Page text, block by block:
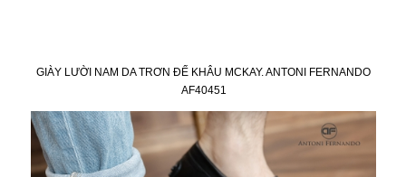
GIÀY LƯỜI NAM DA TRƠN ĐẾ KHÂU MCKAY. ANTONI FERNANDO
AF40451